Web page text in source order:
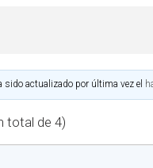
actualizado por última vez el
total de 4)